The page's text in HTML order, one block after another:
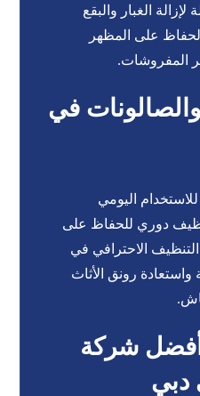
الغبار والبقع
على المظهر
المفروشات.
في
اليومي
دوري للحفاظ على
الاحترافي في
واستعادة رونق الأثاث
أفضل شركة
دبي